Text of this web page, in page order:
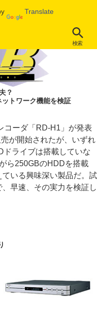
Translate
検索
？
トワーク機能を検証
ーダ「RD-H1」が発表
が開始されたが、いずれ
ドライブは搭載していな
ら250GBのHDDを搭載
いる興味深い製品だ。試
早速、その実力を検証し